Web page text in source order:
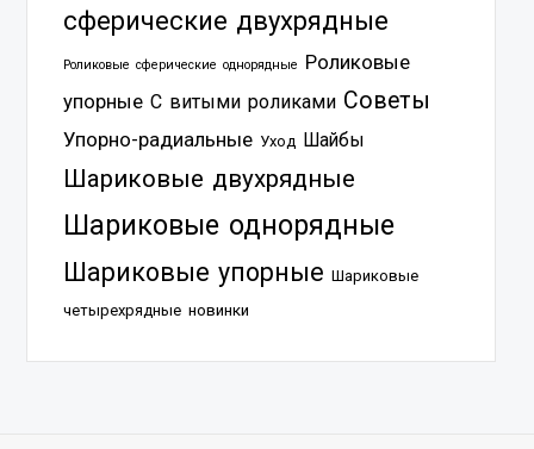
сферические двухрядные
Роликовые сферические однорядные
Роликовые
упорные С витыми роликами Советы
Упорно-радиальные Уход Шайбы
Шариковые двухрядные
Шариковые однорядные
Шариковые упорные Шариковые
четырехрядные новинки